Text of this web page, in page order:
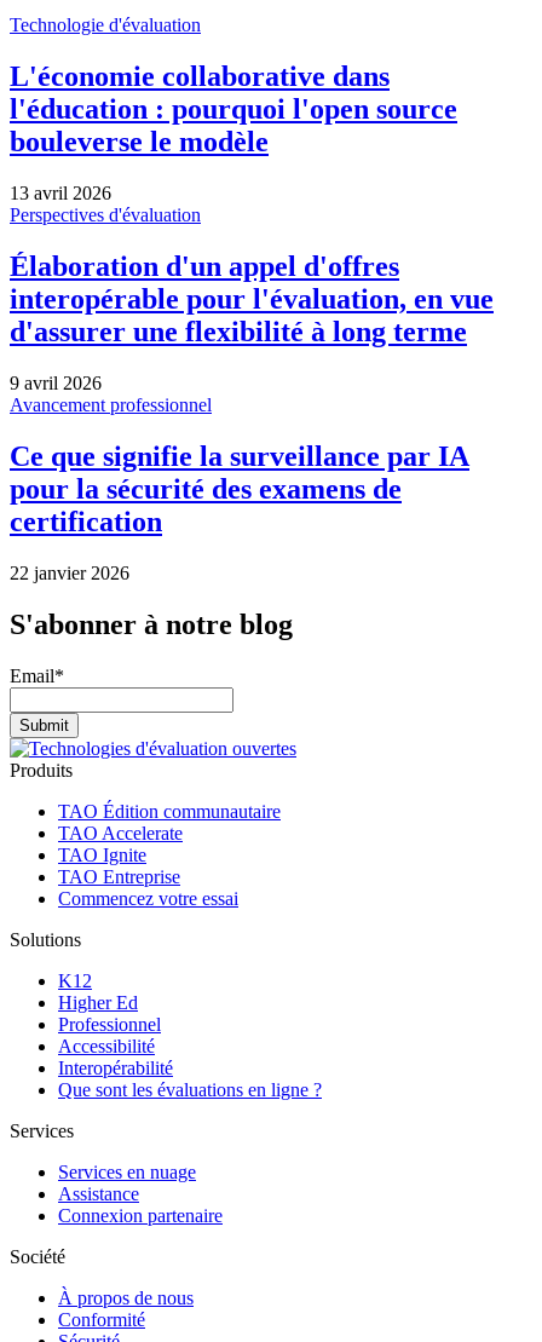
Technologie d'évaluation
L'économie collaborative dans
l'éducation : pourquoi l'open source
bouleverse le modèle
13 avril 2026
Perspectives d'évaluation
Élaboration d'un appel d'offres
interopérable pour l'évaluation, en vue
d'assurer une flexibilité à long terme
9 avril 2026
Avancement professionnel
Ce que signifie la surveillance par IA
pour la sécurité des examens de
certification
22 janvier 2026
S'abonner à notre blog
Email*
Produits
TAO Édition communautaire
TAO Accelerate
TAO Ignite
TAO Entreprise
Commencez votre essai
Solutions
K12
Higher Ed
Professionnel
Accessibilité
Interopérabilité
Que sont les évaluations en ligne ?
Services
Services en nuage
Assistance
Connexion partenaire
Société
À propos de nous
Conformité